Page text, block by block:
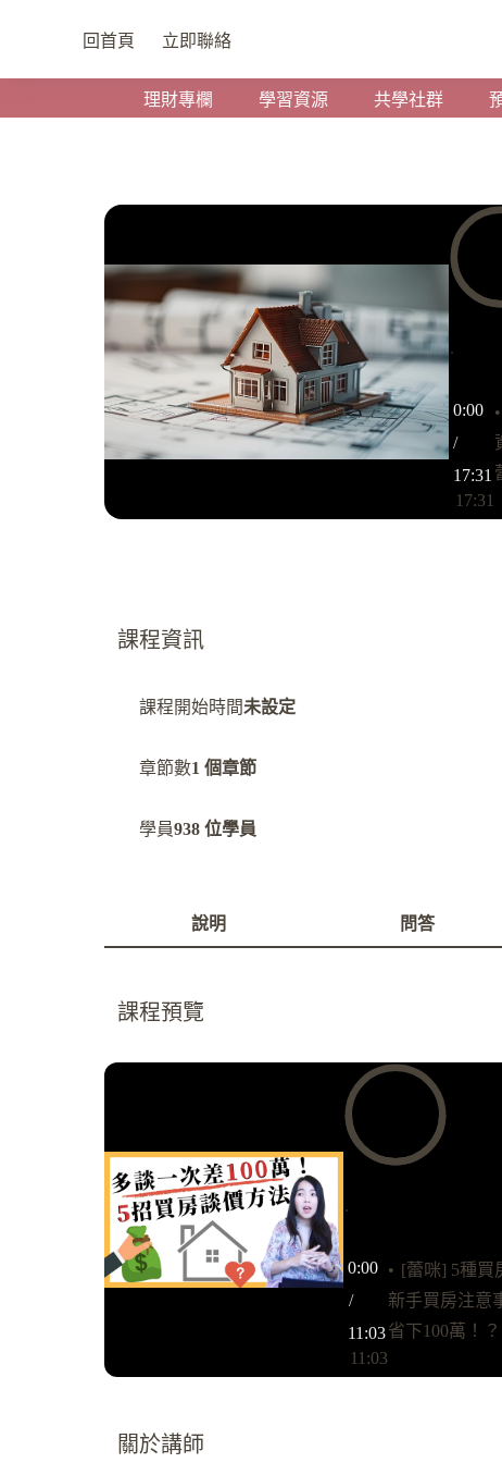
看房實戰紀錄表
回首頁 立即聯絡
理財專欄 學習資源 共學社群
0:00
/
17:31
17:31
課程資訊
課程開始時間未設定
章節數1 個章節
學員938 位學員
說明 問答
課程預覽
0:00
/
11:03
[蕾咪] 5種買
新手買房注意
省下100萬！？
11:03
關於講師